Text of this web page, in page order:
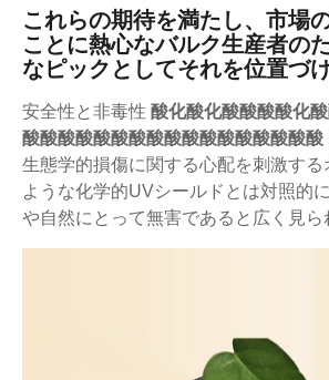
これらの期待を満たし、市場
ことに熱心なバルク生産者の
なピックとしてそれを位置づけ
安全性と非毒性 酸化酸化酸酸酸酸化
酸酸酸酸酸酸酸酸酸酸酸酸酸酸酸酸酸
生態学的損傷に関する心配を刺激す
ような化学的UVシールドとは対照的
や自然にとって無害であると広く見ら